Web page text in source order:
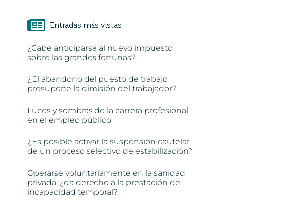
Entradas más vistas
¿Cabe anticiparse al nuevo impuesto
sobre las grandes fortunas?
¿El abandono del puesto de trabajo
presupone la dimisión del trabajador?
Luces y sombras de la carrera profesional
en el empleo público
¿Es posible activar la suspensión cautelar
de un proceso selectivo de estabilización?
Operarse voluntariamente en la sanidad
privada, ¿da derecho a la prestación de
incapacidad temporal?